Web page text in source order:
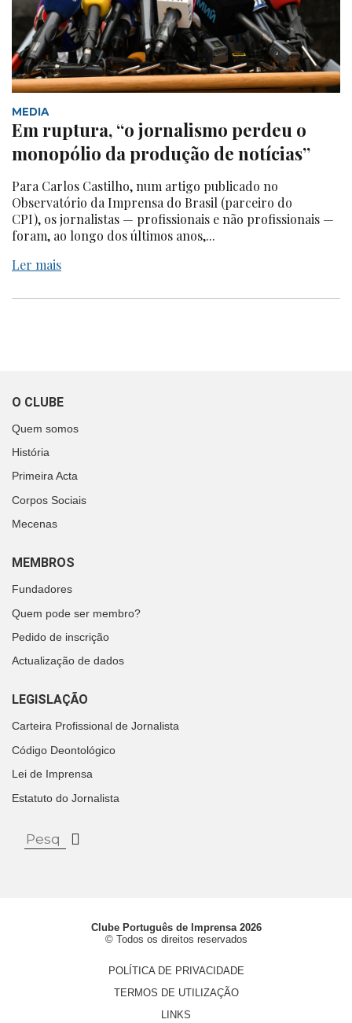
MEDIA
Em ruptura, “o jornalismo perdeu o
monopólio da produção de notícias”
Para Carlos Castilho, num artigo publicado no
Observatório da Imprensa do Brasil (parceiro do
CPI), os jornalistas — profissionais e não profissionais —
foram, ao longo dos últimos anos,...
Ler mais
O CLUBE
Quem somos
História
Primeira Acta
Corpos Sociais
Mecenas
MEMBROS
Fundadores
Quem pode ser membro?
Pedido de inscrição
Actualização de dados
LEGISLAÇÃO
Carteira Profissional de Jornalista
Código Deontológico
Lei de Imprensa
Estatuto do Jornalista
Clube Português de Imprensa 2026
© Todos os direitos reservados
POLÍTICA DE PRIVACIDADE
TERMOS DE UTILIZAÇÃO
LINKS